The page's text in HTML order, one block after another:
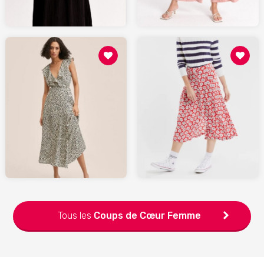
69.99
MANGO.com
95
ARMORLUX.com
Tous les Coups de CœurFemme